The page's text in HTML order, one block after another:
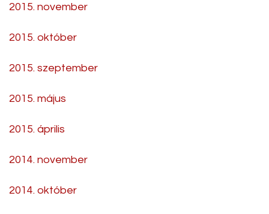
2015. november
2015. október
2015. szeptember
2015. május
2015. április
2014. november
2014. október